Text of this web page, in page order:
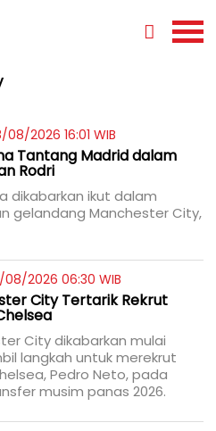
08/2026 16:01 WIB
Tantang Madrid dalam
Rodri
dikabarkan ikut dalam
gelandang Manchester City,
08/2026 06:30 WIB
City Tertarik Rekrut
City dikabarkan mulai
langkah untuk merekrut
Pedro Neto, pada
musim panas 2026.